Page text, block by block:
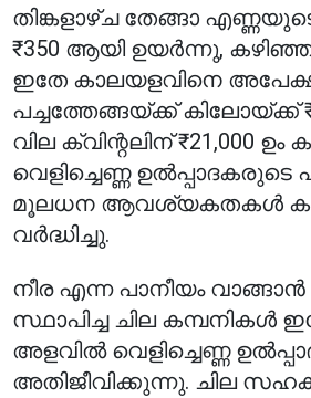
തിങ്കളാഴ്ച തേങ്ങാ എണ്ണയുടെ
₹350 ആയി ഉയർന്നു,
ഇതേ കാലയളവിനെ
പച്ചത്തേങ്ങയ്ക്ക് കിലോയ്ക്ക്
വില ക്വിന്റലിന് ₹21,000
വെളിച്ചെണ്ണ
മൂലധന ആവശ്യകതകൾ
വർദ്ധിച്ചു.
നീര എന്ന പാനീയം
സ്ഥാപിച്ച ചില കമ്പനികൾ
അളവിൽ വെളിച്ചെണ്ണ
അതിജീവിക്കുന്നു. ചില